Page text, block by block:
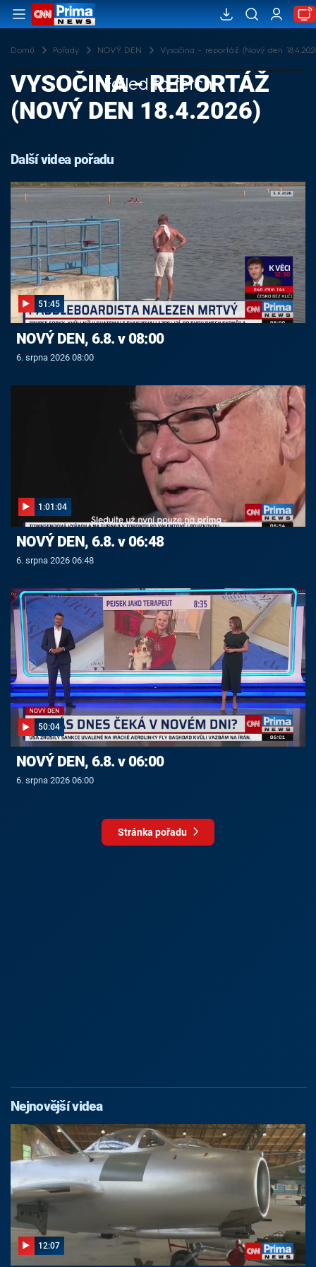
Domů Pořady NOVÝ DEN Vysočina - reportáž (Nový den
Failed to fetch
VYSOČINA - REPORTÁŽ
(NOVÝ DEN 18.4.2026)
Další videa pořadu
51:45
NOVÝ DEN, 6.8. v 08:00
6. srpna 2026 08:00
1:01:04
NOVÝ DEN, 6.8. v 06:48
6. srpna 2026 06:48
50:04
NOVÝ DEN, 6.8. v 06:00
6. srpna 2026 06:00
Stránka pořadu
Nejnovější videa
12:07